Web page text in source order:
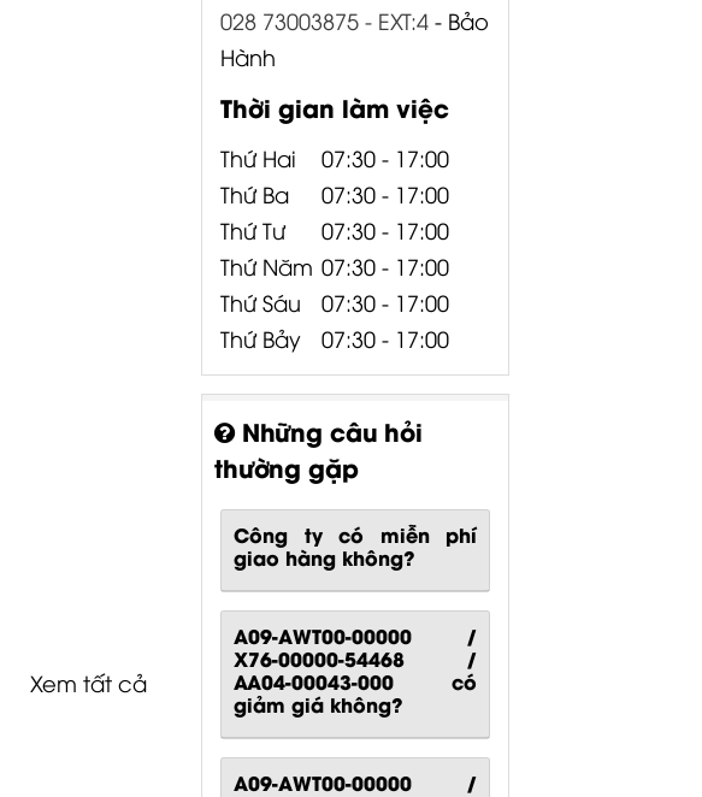
Xem tất cả
028 73003875 - EXT:4 - Bảo
Hành
Thời gian làm việc
Thứ Hai
07:30 - 17:00
Thứ Ba
07:30 - 17:00
Thứ Tư
07:30 - 17:00
Thứ Năm 07:30 - 17:00
Thứ Sáu
07:30 - 17:00
Thứ Bảy
07:30 - 17:00
Những câu hỏi
thường gặp
Công ty có miễn phí
giao hàng không?
A09-AWT00-00000 /
X76-00000-54468 /
AA04-00043-000 có
giảm giá không?
A09-AWT00-00000 /